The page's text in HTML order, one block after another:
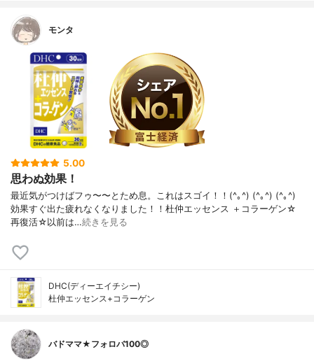
モンタ
5.00
思わぬ効果！
最近気がつけばフゥ〜〜とため息。これはスゴイ！！(^｡^) (^｡^) (^｡^)
効果すぐ出た疲れなくなりました！！杜仲エッセンス ＋コラーゲン☆
再復活☆以前は…続きを見る
DHC(ディーエイチシー)
杜仲エッセンス+コラーゲン
バドママ★フォロバ100◎